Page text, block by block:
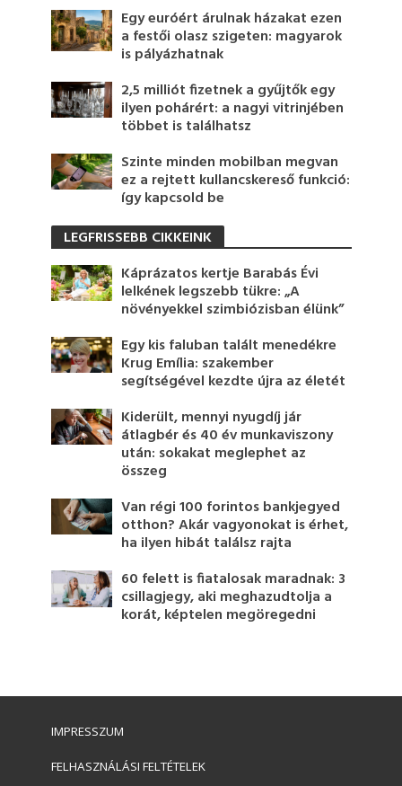
Egy euróért árulnak házakat ezen
a festői olasz szigeten: magyarok
is pályázhatnak
2,5 milliót fizetnek a gyűjtők egy
ilyen pohárért: a nagyi vitrinjében
többet is találhatsz
Szinte minden mobilban megvan
ez a rejtett kullancskereső funkció:
így kapcsold be
LEGFRISSEBB CIKKEINK
Káprázatos kertje Barabás Évi
lelkének legszebb tükre: „A
növényekkel szimbiózisban élünk”
Egy kis faluban talált menedékre
Krug Emília: szakember
segítségével kezdte újra az életét
Kiderült, mennyi nyugdíj jár
átlagbér és 40 év munkaviszony
után: sokakat meglephet az
összeg
Van régi 100 forintos bankjegyed
otthon? Akár vagyonokat is érhet,
ha ilyen hibát találsz rajta
60 felett is fiatalosak maradnak: 3
csillagjegy, aki meghazudtolja a
korát, képtelen megöregedni
IMPRESSZUM
FELHASZNÁLÁSI FELTÉTELEK